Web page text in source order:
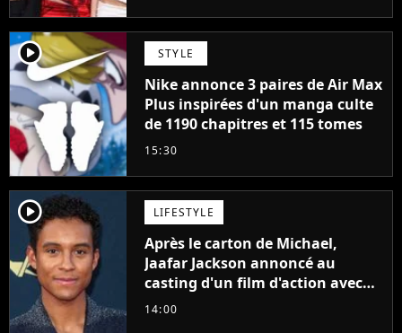
player2 STYLE
Nike annonce 3 paires de Air Max
Plus inspirées d'un manga culte
de 1190 chapitres et 115 tomes
15:30
player2 LIFESTYLE
Après le carton de Michael,
Jaafar Jackson annoncé au
casting d'un film d'action avec
Will Smith
14:00